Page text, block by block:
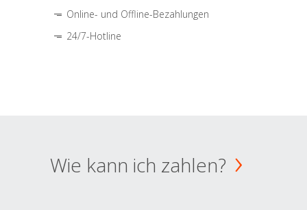
Online- und Offline-Bezahlungen
24/7-Hotline
Wie kann ich zahlen?